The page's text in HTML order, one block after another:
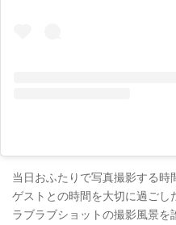
当日おふたりで写真撮影する時
ゲストとの時間を大切に過ごし
ラブラブショットの撮影風景